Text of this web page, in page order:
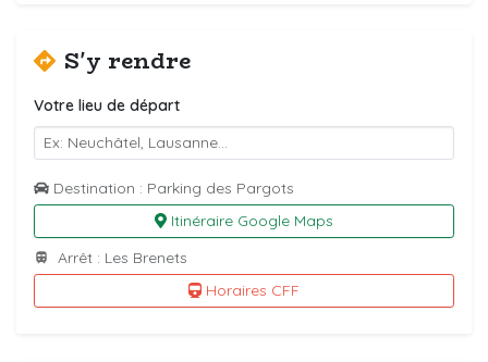
S'y rendre
Votre lieu de départ
Destination : Parking des Pargots
Itinéraire Google Maps
Arrêt : Les Brenets
Horaires CFF